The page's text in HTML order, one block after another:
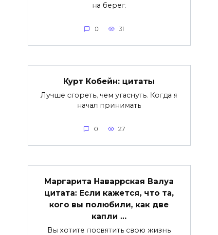
на берег.
0 31
Курт Кобейн: цитаты
Лучше сгореть, чем угаснуть. Когда я
начал принимать
0 27
Маргарита Наваррская Валуа
цитата: Если кажется, что та,
кого вы полюбили, как две
капли …
Вы хотите посвятить свою жизнь